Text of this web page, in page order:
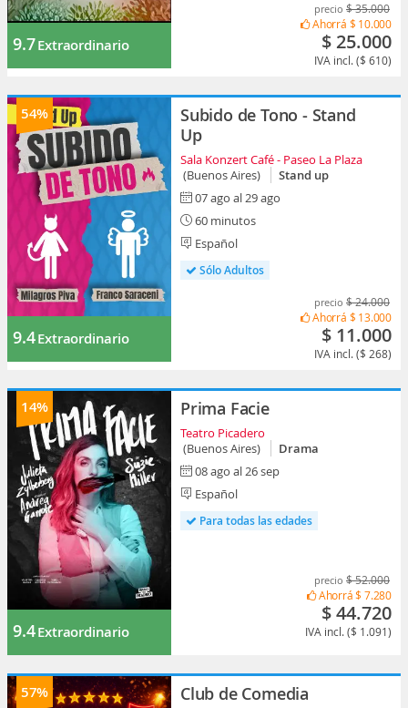
9.7Extraordinario
precio $ 35.000
Ahorrá $ 10.000
$ 25.000
IVA incl. ($ 610)
54%
9.4Extraordinario
Subido de Tono - Stand
Up
Sala Konzert Café - Paseo La Plaza
(Buenos Aires)
Stand up
07 ago al 29 ago
60 minutos
Español
Sólo Adultos
precio $ 24.000
Ahorrá $ 13.000
$ 11.000
IVA incl. ($ 268)
14%
9.4Extraordinario
Prima Facie
Teatro Picadero
(Buenos Aires)
Drama
08 ago al 26 sep
Español
Para todas las edades
precio $ 52.000
Ahorrá$ 7.280
$ 44.720
IVA incl. ($ 1.091)
57% Club de Comedia